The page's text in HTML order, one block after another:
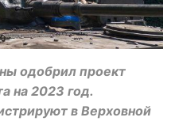
одобрил проект
на 2023 год.
в Верховной